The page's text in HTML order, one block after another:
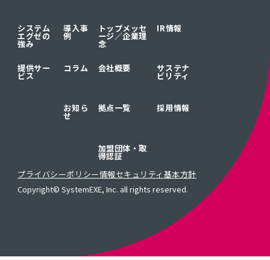
システム
エグゼの
強み
提供サー
ビス
導入事
例
コラム
お知ら
せ
トップメッセ
ージ／企業理
念
会社概要
拠点一覧
加盟団体・取
得認証
IR情報
サステナ
ビリティ
採用情報
プライバシーポリシー情報セキュリティ基本方針
Copyright© SystemEXE, Inc. all rights reserved.